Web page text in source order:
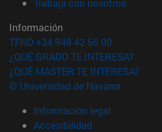
Información
TFNO +34 948 42 56 00
¿QUÉ GRADO TE INTERESA?
¿QUÉ MÁSTER TE INTERESA?
© Universidad de Navarra
Información legal
Accesibilidad